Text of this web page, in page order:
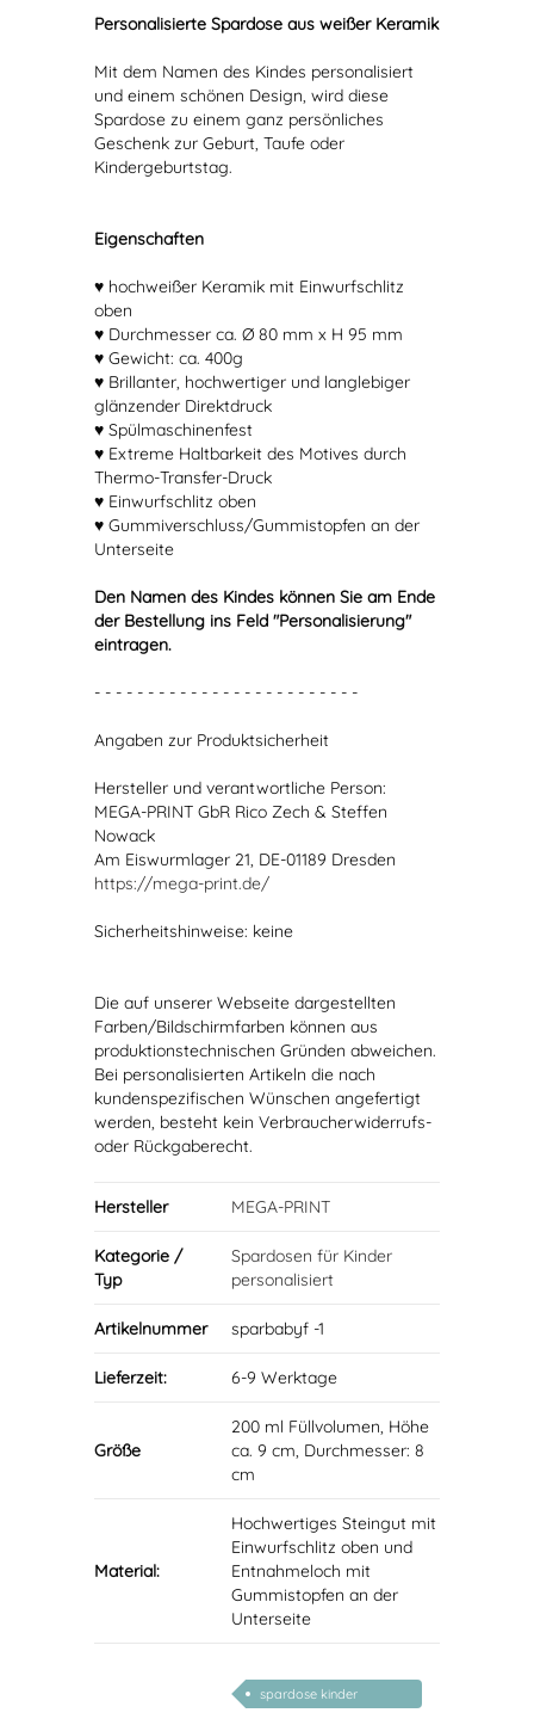
Personalisierte Spardose aus weißer Keramik
Mit dem Namen des Kindes personalisiert
und einem schönen Design, wird diese
Spardose zu einem ganz persönliches
Geschenk zur Geburt, Taufe oder
Kindergeburtstag.
Eigenschaften
♥ hochweißer Keramik mit Einwurfschlitz
oben
♥ Durchmesser ca. Ø 80 mm x H 95 mm
♥ Gewicht: ca. 400g
♥ Brillanter, hochwertiger und langlebiger
glänzender Direktdruck
♥ Spülmaschinenfest
♥ Extreme Haltbarkeit des Motives durch
Thermo-Transfer-Druck
♥ Einwurfschlitz oben
♥ Gummiverschluss/Gummistopfen an der
Unterseite
Den Namen des Kindes können Sie am Ende
der Bestellung ins Feld "Personalisierung"
eintragen.
- - - - - - - - - - - - - - - - - - - - - - - - -
Angaben zur Produktsicherheit
Hersteller und verantwortliche Person:
MEGA-PRINT GbR Rico Zech & Steffen
Nowack
Am Eiswurmlager 21, DE-01189 Dresden
https://mega-print.de/
Sicherheitshinweise: keine
Die auf unserer Webseite dargestellten
Farben/Bildschirmfarben können aus
produktionstechnischen Gründen abweichen.
Bei personalisierten Artikeln die nach
kundenspezifischen Wünschen angefertigt
werden, besteht kein Verbraucherwiderrufs-
oder Rückgaberecht.
Hersteller MEGA-PRINT
Kategorie /
Typ
Spardosen für Kinder
personalisiert
Artikelnummer sparbabyf -1
Lieferzeit: 6-9 Werktage
Größe
200 ml Füllvolumen, Höhe
ca. 9 cm, Durchmesser: 8
cm
Material:
Hochwertiges Steingut mit
Einwurfschlitz oben und
Entnahmeloch mit
Gummistopfen an der
Unterseite
spardose kinder